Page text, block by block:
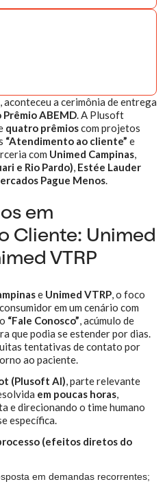
, aconteceu a cerimônia de entrega
Prêmio ABEMD. A Plusoft
quatro prêmioscom projetos
“Atendimento ao cliente” e
com Unimed Campinas,
e Rio Pardo), Estée Lauder
Pague Menos.
em
Cliente: Unimed
VTRP
e Unimed VTRP, o foco
em um cenário com
“Fale Conosco”, acúmulo de
que podia se estender por dias.
tentativas de contato por
ao paciente.
(Plusoft AI), parte relevante
em poucas horas,
e direcionando o time humano
específica.
(efeitos diretos do
em demandas recorrentes;